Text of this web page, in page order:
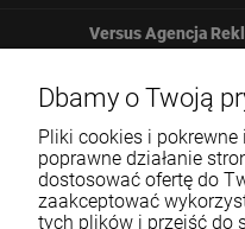
Versus Agencja
32-
Dbamy o Twoją
Pliki cookies i
poprawne działanie
dostosować ofertę do
zaakceptować
tych plików i przejść do